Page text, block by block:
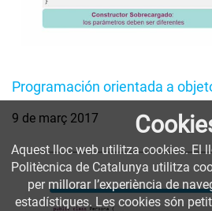
Programación orientada a
9 de març 2017
Aquest lloc web utilitza cookies. El
Politècnica de Catalunya utilitza
per millorar l’experiència de
estadístiques. Les cookies són